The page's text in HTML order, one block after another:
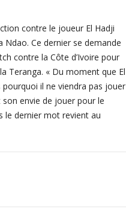
contre le joueur El Hadji
Ndao. Ce dernier se demande
contre la Côte d’Ivoire pour
Teranga. « Du moment que El
il ne viendra pas jouer
envie de jouer pour le
le dernier mot revient au